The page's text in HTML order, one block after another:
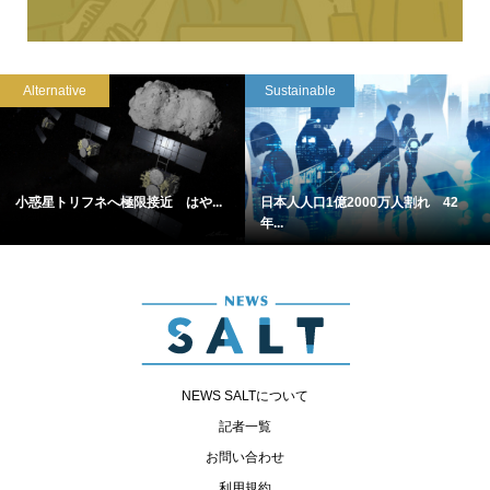
Alternative
小惑星トリフネへ極限接近 はや...
Sustainable
日本人人口1億2000万人割れ 42
年...
NEWS SALTについて
記者一覧
お問い合わせ